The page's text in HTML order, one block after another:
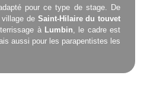
pour ce type de stage. De
de Saint-Hilaire du touvet
à Lumbin, le cadre est
aussi pour les parapentistes les